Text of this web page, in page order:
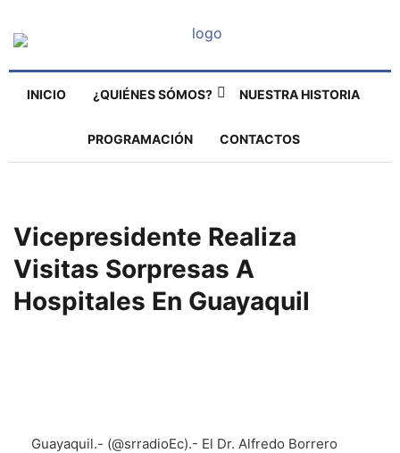
INICIO ¿QUIÉNES SÓMOS? NUESTRA HISTORIA
PROGRAMACIÓN CONTACTOS
Vicepresidente Realiza
Visitas Sorpresas A
Hospitales En Guayaquil
Guayaquil.- (@srradioEc).- El Dr. Alfredo Borrero